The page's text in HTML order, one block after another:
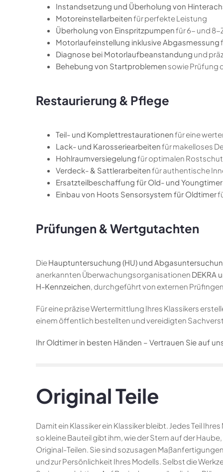
Instandsetzung und Überholung von
Motoreinstellarbeitenfür perfekte Leistung
Überholung von Einspritzpumpenfür 6- und 8-
Motorlaufeinstellung inklusive Abgasmessung
Diagnose bei Motorlaufbeanstandung und
Behebung von Startproblemen sowie Prüfung
Restaurierung & Pflege
Teil- und Komplettrestaurationenfür eine
Lack- und Karosseriearbeitenfür makelloses
Hohlraumversiegelungfür optimalen
Verdeck- & Sattlerarbeitenfür authentische
Ersatzteilbeschaffung für Old- und Youngtimer
Einbau von Hoots Sensorsystem für Oldtimer
Prüfungen & Wertgutachten
DieHauptuntersuchung (HU) und
anerkannten Überwachungsorganisationen DEKRA
H-Kennzeichen, durchgeführt von externen
Für eine präzise Wertermittlung Ihres Klassikers
einem öffentlich bestellten und vereidigten
Ihr Oldtimer in besten Händen – Vertrauen Sie auf
Original Teile
Damit ein Klassiker ein Klassiker bleibt. Jedes Teil
so kleine Bauteil gibt ihm, wie der Stern auf der
Original-Teilen. Sie sind sozusagen
und zur Persönlichkeit Ihres Modells. Selbst die